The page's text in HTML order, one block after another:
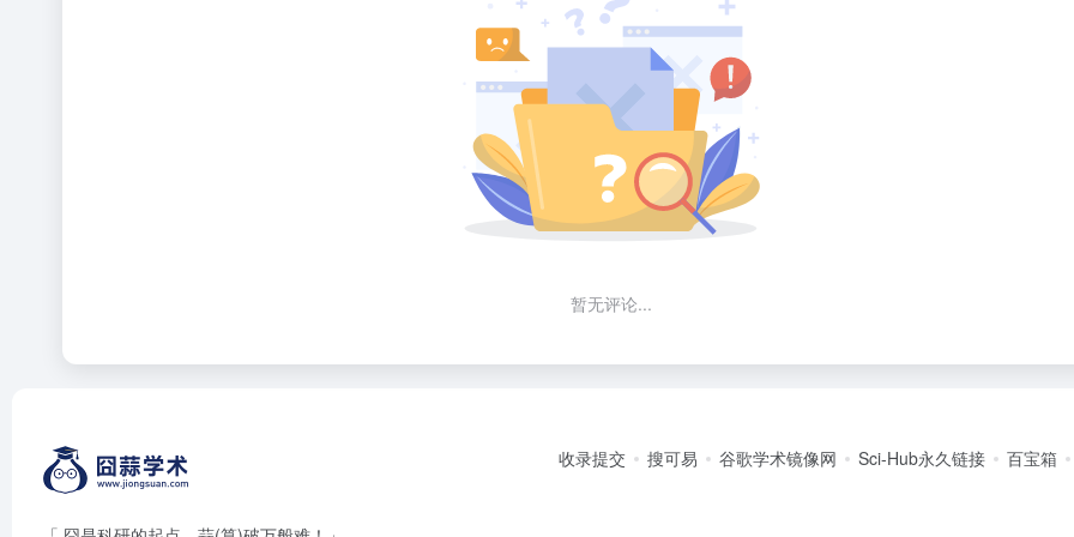
暂无评论...
收录提交 搜可易 谷歌学术镜像网 Sci-Hub永久链接 百宝箱